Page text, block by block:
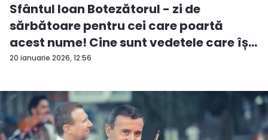
20 ianuarie 2026, 12:56
Sfântul Ioan Botezătorul - zi de
sărbătoare pentru cei care poartă
acest nume! Cine sunt vedetele care îș...